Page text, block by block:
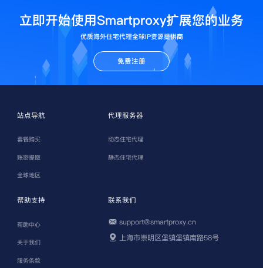
立即开始使用Smartproxy扩展您的业务
优质海外住宅代理全球IP资源提供商
免费注册
站点导航
套餐购买
账密提取
全球地区
代理服务器
动态住宅代理
静态住宅代理
帮助支持
帮助中心
关于我们
服务条款
联系我们
support@smartproxy.cn
上海市崇明区堡镇堡镇南路58号